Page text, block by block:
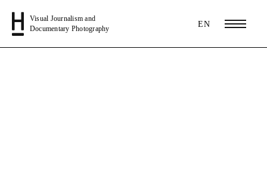
Visual Journalism and
Documentary Photography
EN